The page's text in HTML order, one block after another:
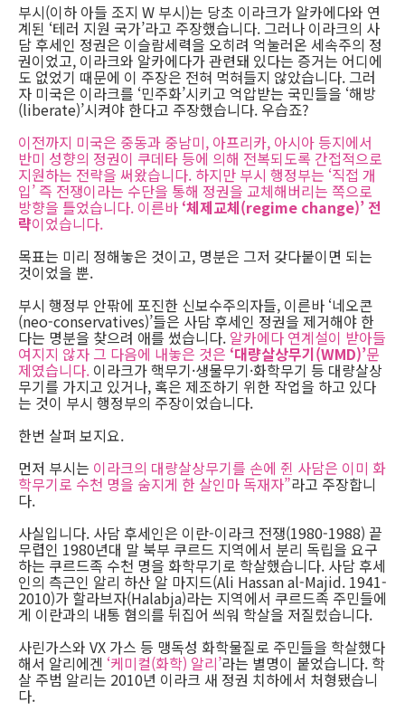
부시(이하 아들 조지 W 부시)는 당초 이라크가 알카에다와 연
계된 ‘테러 지원 국가’라고 주장했습니다. 그러나 이라크의 사
담 후세인 정권은 이슬람세력을 오히려 억눌러온 세속주의 정
권이었고, 이라크와 알카에다가 관련돼 있다는 증거는 어디에
도 없었기 때문에 이 주장은 전혀 먹혀들지 않았습니다. 그러
자 미국은 이라크를 ‘민주화’시키고 억압받는 국민들을 ‘해방
(liberate)’시켜야 한다고 주장했습니다. 우습죠?
이전까지 미국은 중동과 중남미, 아프리카, 아시아 등지에서
반미 성향의 정권이 쿠데타 등에 의해 전복되도록 간접적으로
지원하는 전략을 써왔습니다. 하지만 부시 행정부는 ‘직접 개
입’ 즉 전쟁이라는 수단을 통해 정권을 교체해버리는 쪽으로
방향을 틀었습니다. 이른바 ‘체제교체(regime change)’ 전
략이었습니다.
목표는 미리 정해놓은 것이고, 명분은 그저 갖다붙이면 되는
것이었을 뿐.
부시 행정부 안팎에 포진한 신보수주의자들, 이른바 ‘네오콘
(neo-conservatives)’들은 사담 후세인 정권을 제거해야 한
다는 명분을 찾으려 애를 썼습니다. 알카에다 연계설이 받아들
여지지 않자 그 다음에 내놓은 것은 ‘대량살상무기(WMD)’문
제였습니다. 이라크가 핵무기·생물무기·화학무기 등 대량살상
무기를 가지고 있거나, 혹은 제조하기 위한 작업을 하고 있다
는 것이 부시 행정부의 주장이었습니다.
한번 살펴 보지요.
먼저 부시는 이라크의 대량살상무기를 손에 쥔 사담은 이미 화
학무기로 수천 명을 숨지게 한 살인마 독재자”라고 주장합니
다.
사실입니다. 사담 후세인은 이란-이라크 전쟁(1980-1988) 끝
무렵인 1980년대 말 북부 쿠르드 지역에서 분리 독립을 요구
하는 쿠르드족 수천 명을 화학무기로 학살했습니다. 사담 후세
인의 측근인 알리 하산 알 마지드(Ali Hassan al-Majid. 1941-
2010)가 할라브자(Halabja)라는 지역에서 쿠르드족 주민들에
게 이란과의 내통 혐의를 뒤집어 씌워 학살을 저질렀습니다.
사린가스와 VX 가스 등 맹독성 화학물질로 주민들을 학살했다
해서 알리에겐 ‘케미컬(화학) 알리’라는 별명이 붙었습니다. 학
살 주범 알리는 2010년 이라크 새 정권 치하에서 처형됐습니
다.